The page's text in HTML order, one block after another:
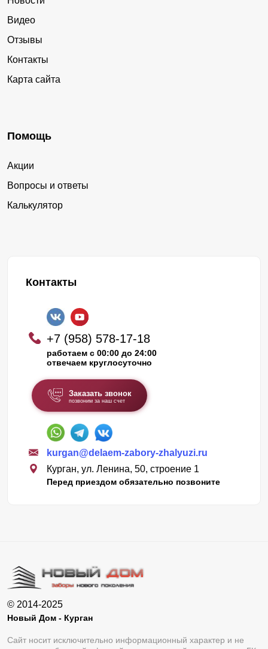
Видео
Отзывы
Контакты
Карта сайта
Помощь
Акции
Вопросы и ответы
Калькулятор
Контакты
+7 (958) 578-17-18
работаем с 00:00 до 24:00
отвечаем круглосуточно
Заказать звонок
позвоним за наш счет
kurgan@delaem-zabory-zhalyuzi.ru
Курган, ул. Ленина, 50, строение 1
Перед приездом обязательно позвоните
© 2014-2025
Новый Дом - Курган
Сайт носит исключительно информационный характер и не